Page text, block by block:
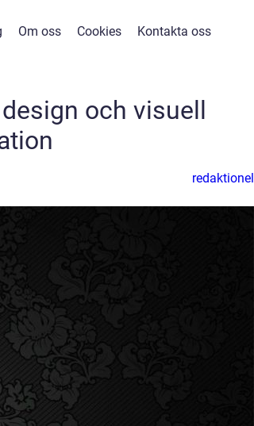
Om oss Cookies Kontakta oss
och visuell
redaktionel